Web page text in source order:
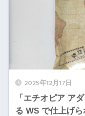
2025年12月17日
「エチオピア ア
る WS で仕上げ